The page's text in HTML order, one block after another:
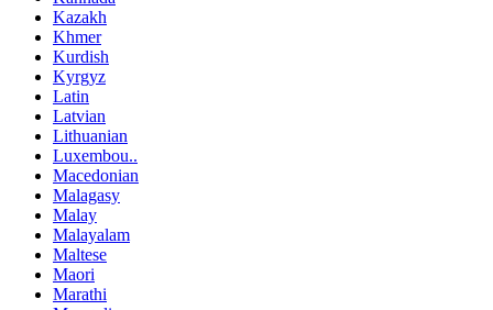
Kazakh
Khmer
Kurdish
Kyrgyz
Latin
Latvian
Lithuanian
Luxembou..
Macedonian
Malagasy
Malay
Malayalam
Maltese
Maori
Marathi